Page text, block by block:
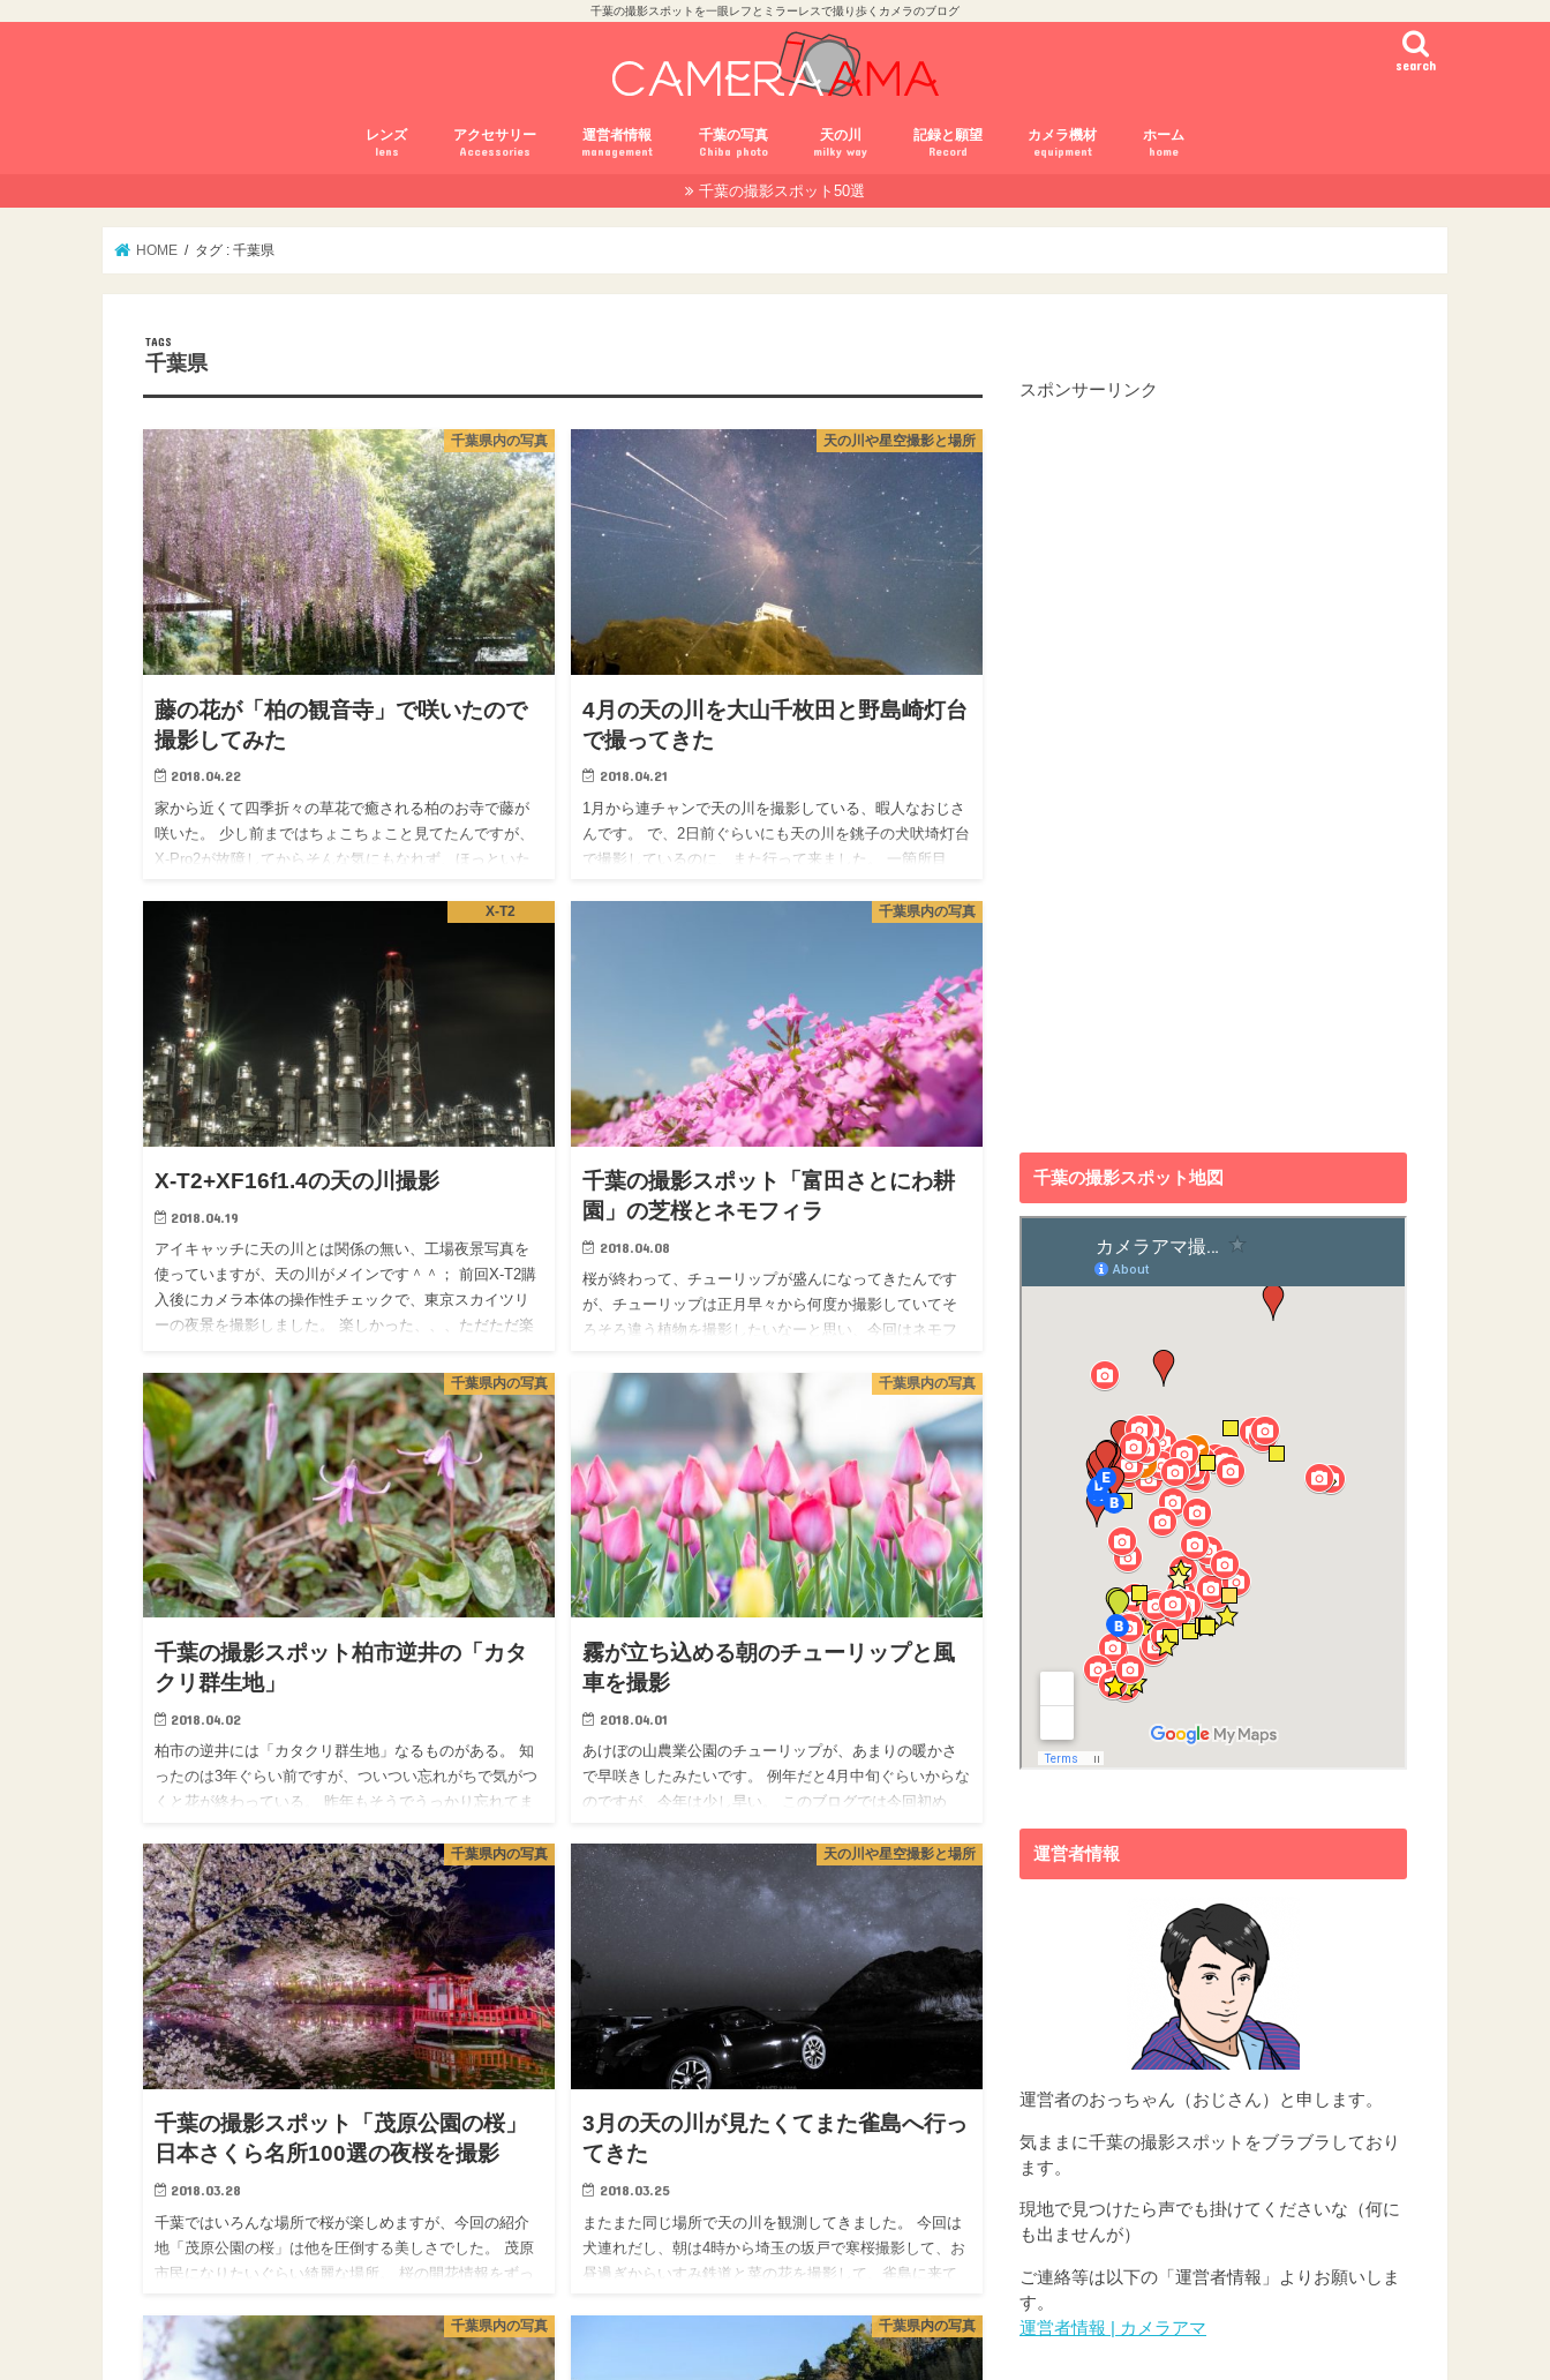
千葉の撮影スポットを一眼レフとミラーレスで撮り歩くカメラのブログ
search
レンズ
lens
アクセサリー
Accessories
運営者情報
management
千葉の写真
Chiba photo
天の川
milky way
記録と願望
Record
カメラ機材
equipment
ホーム
home
千葉の撮影スポット50選
HOME タグ : 千葉県
千葉県
千葉県内の写真
藤の花が「柏の観音寺」で咲いたので
撮影してみた
2018.04.22
家から近くて四季折々の草花で癒される柏のお寺で藤が
咲いた。 少し前まではちょこちょこと見てたんですが、
X-Pro2が故障してからそんな気にもなれず、ほっといた
天の川や星空撮影と場所
4月の天の川を大山千枚田と野島崎灯台
で撮ってきた
2018.04.21
1月から連チャンで天の川を撮影している、暇人なおじさ
んです。 で、2日前ぐらいにも天の川を銚子の犬吠埼灯台
で撮影しているのに、また行って来ました。 一箇所目
X-T2
X-T2+XF16f1.4の天の川撮影
2018.04.19
アイキャッチに天の川とは関係の無い、工場夜景写真を
使っていますが、天の川がメインです＾＾； 前回X-T2購
入後にカメラ本体の操作性チェックで、東京スカイツリ
ーの夜景を撮影しました。 楽しかった、、、ただただ楽
千葉県内の写真
千葉の撮影スポット「富田さとにわ耕
園」の芝桜とネモフィラ
2018.04.08
桜が終わって、チューリップが盛んになってきたんです
が、チューリップは正月早々から何度か撮影していてそ
ろそろ違う植物を撮影したいなーと思い、今回はネモフ
らない場所が多すぎ…
千葉県内の写真
千葉の撮影スポット柏市逆井の「カタ
クリ群生地」
2018.04.02
柏市の逆井には「カタクリ群生地」なるものがある。 知
ったのは3年ぐらい前ですが、ついつい忘れがちで気がつ
くと花が終わっている。 昨年もそうでうっかり忘れてま
いつ開花する…
千葉県内の写真
霧が立ち込める朝のチューリップと風
車を撮影
2018.04.01
あけぼの山農業公園のチューリップが、あまりの暖かさ
で早咲きしたみたいです。 例年だと4月中旬ぐらいからな
のですが、今年は少し早い。 このブログでは今回初め
になった。 最後…
千葉県内の写真
千葉の撮影スポット「茂原公園の桜」
日本さくら名所100選の夜桜を撮影
2018.03.28
千葉ではいろんな場所で桜が楽しめますが、今回の紹介
地「茂原公園の桜」は他を圧倒する美しさでした。 茂原
市民になりたいぐらい綺麗な場所。 桜の開花情報をずっ
たくて行きたくて…
天の川や星空撮影と場所
3月の天の川が見たくてまた雀島へ行っ
てきた
2018.03.25
またまた同じ場所で天の川を観測してきました。 今回は
犬連れだし、朝は4時から埼玉の坂戸で寒桜撮影して、お
昼過ぎからいすみ鉄道と菜の花を撮影して、雀島に来て
千葉県内の写真 千葉県内の写真
スポンサーリンク
千葉の撮影スポット地図
運営者情報
運営者のおっちゃん（おじさん）と申します。
気ままに千葉の撮影スポットをブラブラしており
ます。
現地で見つけたら声でも掛けてくださいな（何に
も出ませんが）
ご連絡等は以下の「運営者情報」よりお願いしま
す。
運営者情報 | カメラアマ